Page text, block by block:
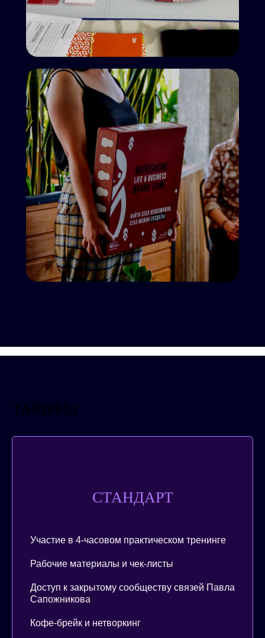
ТАРИФЫ
СТАНДАРТ
Участие в 4-часовом практическом тренинге
Рабочие материалы и чек-листы
Доступ к закрытому сообществу связей Павла
Сапожникова
Кофе-брейк и нетворкинг